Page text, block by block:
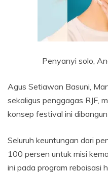
Penyanyi solo,
Agus Setiawan Basuni,
sekaligus penggagas RJF,
konsep festival ini
Seluruh keuntungan dari
100 persen untuk misi
ini pada program reboisasi